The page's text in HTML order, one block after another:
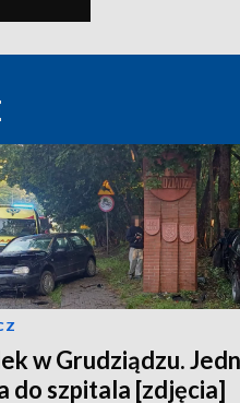
w Grudziądzu.
do szpitala [zdjęcia]